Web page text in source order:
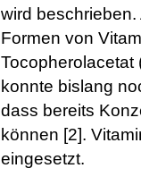
wird
Formen von
Tocopherolacetat
konnte bislang
dass bereits
können [2].
eingesetzt.